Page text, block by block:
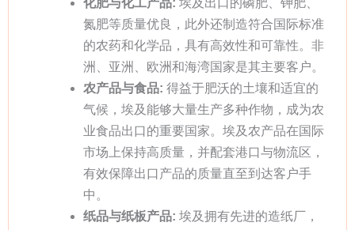
化肥与化工产品: 埃及出口的磷肥、钾肥、
氮肥等质量优良，此外还制造符合国际标准
的农药和化学品，具有高效性和可靠性。非
洲、亚洲、欧洲和海湾国家是其主要客户。
农产品与食品: 得益于肥沃的土壤和适宜的
气候，埃及能够大量生产多种作物，成为农
业食品出口的重要国家。埃及农产品在国际
市场上保持高质量，并配套港口与物流区，
有效保障出口产品的质量直至到达客户手
中。
纸品与纸板产品: 埃及拥有先进的造纸厂，